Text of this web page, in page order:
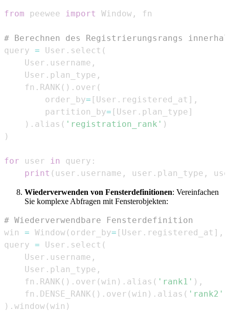
from peewee import Window ,
# Berechnen des Registrierungsrangs
query = User . select (
    User
. username ,
    User
. plan_type ,
    fn
. RANK ( ) . over (
        order_by
= [ User . registered_at ] ,
        partition_by
= [ User . plan_type ]
) . alias ( 'registration_rank' )
)
for user in query :
print ( user . username , user . plan_type ,
Wiederverwenden von Fensterdefinitionen: Vereinfachen
Sie komplexe Abfragen mit Fensterobjekten:
# Wiederverwendbare Fensterdefinition
win = Window( order_by= [ User . registered_at ] ,
query = User . select (
    User
. username ,
    User
. plan_type ,
    fn
. RANK ( ) . over (win ) . alias ( 'rank1' ) ,
    fn
. DENSE_RANK ( ) . over (win ) . alias ( 'rank2'
) . window(win )